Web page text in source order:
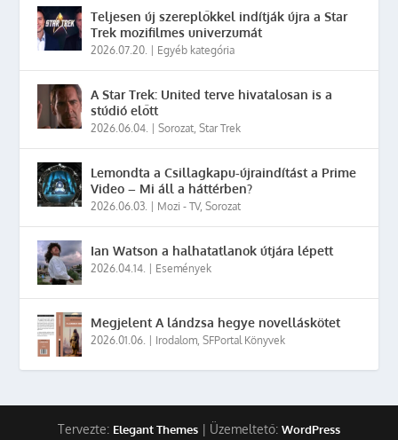
Teljesen új szereplőkkel indítják újra a Star
Trek mozifilmes univerzumát
2026.07.20. | Egyéb kategória
A Star Trek: United terve hivatalosan is a
stúdió előtt
2026.06.04. |Sorozat ,Star Trek
Lemondta a Csillagkapu-újraindítást a Prime
Video – Mi áll a háttérben?
2026.06.03. | Mozi - TV,Sorozat
Ian Watson a halhatatlanok útjára lépett
2026.04.14. | Események
Megjelent A lándzsa hegye novelláskötet
2026.01.06. | Irodalom ,SFPortal Könyvek
Tervezte: Elegant Themes | Üzemeltető: WordPress